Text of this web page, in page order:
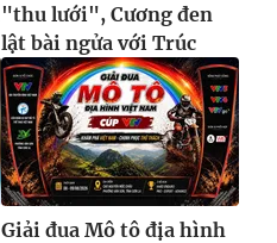
"thu lưới", Cương đen
lật bài ngửa với Trúc
Giải đua Mô tô địa hình